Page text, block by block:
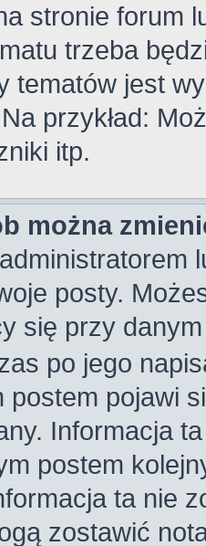
stronie forum
trzeba
tematów jest
przykład:
itp.
można
posty.
się przy
po jego
postem pojawi
Informacja
postem
ta nie
zostawić